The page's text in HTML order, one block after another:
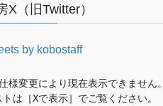
X（旧Twitter）
by kobostaff
様変更により現在表示できません。
トは［Xで表示］でご覧ください。